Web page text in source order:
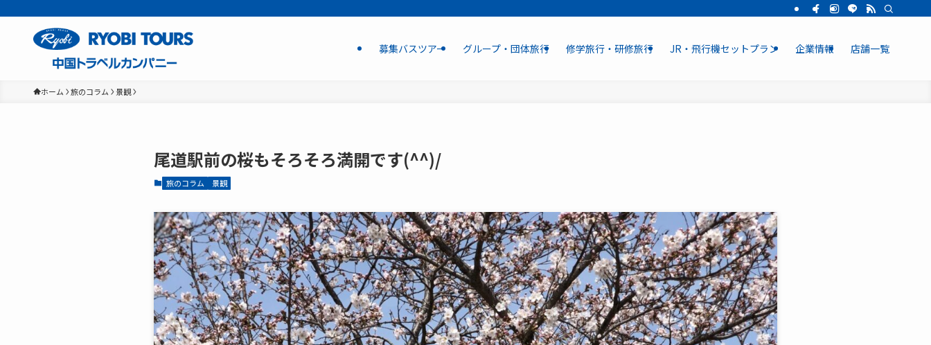
募集バスツアー グループ・団体旅行 修学旅行・研修旅行 JR・飛行機セットプラン 企業情報 店舗一覧
ホーム 旅のコラム 景観
尾道駅前の桜もそろそろ満開です(^^)/
旅のコラム 景観